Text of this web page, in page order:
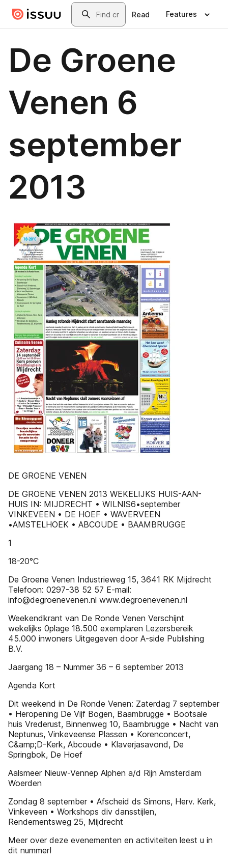
Skip to main contentSearch
Read Features
De Groene
Venen 6
september
2013
DE GROENE VENEN
DE GROENE VENEN 2013 WEKELIJKS HUIS-AAN-
HUIS IN: MIJDRECHT • WILNIS6•september
VINKEVEEN • DE HOEF • WAVERVEEN
•AMSTELHOEK • ABCOUDE • BAAMBRUGGE
1
18-20°C
De Groene Venen Industrieweg 15, 3641 RK Mijdrecht
Telefoon: 0297-38 52 57 E-mail:
info@degroenevenen.nl www.degroenevenen.nl
Weekendkrant van De Ronde Venen Verschijnt
wekelijks 0plage 18.500 exemplaren Lezersbereik
45.000 inwoners Uitgegeven door A-side Publishing
B.V.
Jaargang 18 – Nummer 36 – 6 september 2013
Agenda Kort
Dit weekend in De Ronde Venen: Zaterdag 7 september
• Heropening De Vijf Bogen, Baambrugge • Bootsale
huis Vrederust, Binnenweg 10, Baambrugge • Nacht van
Neptunus, Vinkeveense Plassen • Korenconcert,
C&amp;D-Kerk, Abcoude • Klaverjasavond, De
Springbok, De Hoef
Aalsmeer Nieuw-Vennep Alphen a/d Rijn Amsterdam
Woerden
Zondag 8 september • Afscheid ds Simons, Herv. Kerk,
Vinkeveen • Workshops div dansstijlen,
Rendementsweg 25, Mijdrecht
Meer over deze evenementen en activiteiten leest u in
dit nummer!